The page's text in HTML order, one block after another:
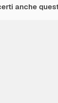
anche